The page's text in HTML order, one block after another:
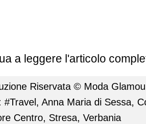
a leggere l'articolo
Riservata © Moda
#Travel, Anna Maria di Sessa,
Centro, Stresa, Verbania